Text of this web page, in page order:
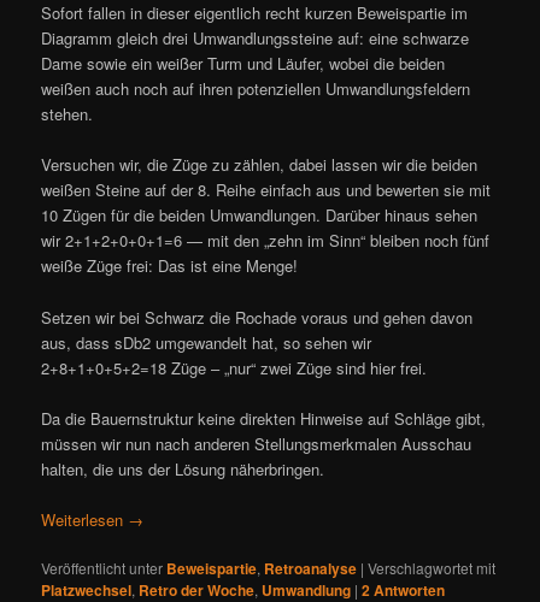
Sofort fallen in dieser eigentlich recht kurzen Beweispartie im
Diagramm gleich drei Umwandlungssteine auf: eine schwarze
Dame sowie ein weißer Turm und Läufer, wobei die beiden
weißen auch noch auf ihren potenziellen Umwandlungsfeldern
stehen.
Versuchen wir, die Züge zu zählen, dabei lassen wir die beiden
weißen Steine auf der 8. Reihe einfach aus und bewerten sie mit
10 Zügen für die beiden Umwandlungen. Darüber hinaus sehen
wir 2+1+2+0+0+1=6 — mit den „zehn im Sinn“ bleiben noch fünf
weiße Züge frei: Das ist eine Menge!
Setzen wir bei Schwarz die Rochade voraus und gehen davon
aus, dass sDb2 umgewandelt hat, so sehen wir
2+8+1+0+5+2=18 Züge – „nur“ zwei Züge sind hier frei.
Da die Bauernstruktur keine direkten Hinweise auf Schläge gibt,
müssen wir nun nach anderen Stellungsmerkmalen Ausschau
halten, die uns der Lösung näherbringen.
Weiterlesen →
Veröffentlicht unter Beweispartie, Retroanalyse |Verschlagwortet mit
Platzwechsel, Retro der Woche, Umwandlung |2Antworten